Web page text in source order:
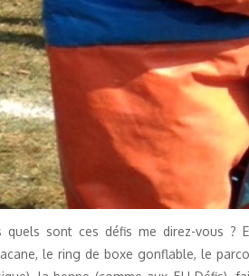
quels sont ces défis me direz-vous
le ring de boxe gonflable, le